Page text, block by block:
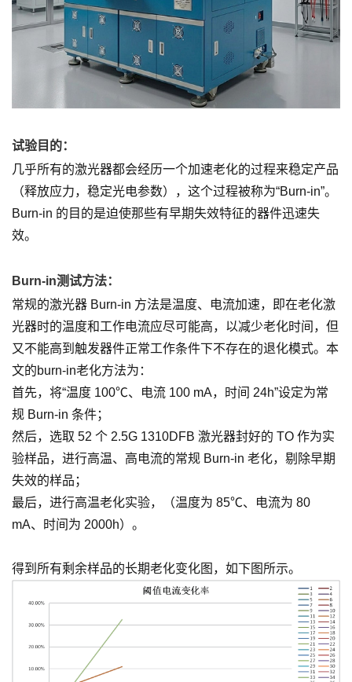
试验目的：
几乎所有的激光器都会经历一个加速老化的过程来稳定产品
（释放应力，稳定光电参数），这个过程被称为“Burn-in”。
Burn-in 的目的是迫使那些有早期失效特征的器件迅速失
效。
Burn-in测试方法：
常规的激光器 Burn-in 方法是温度、电流加速，即在老化激
光器时的温度和工作电流应尽可能高，以减少老化时间，但
又不能高到触发器件正常工作条件下不存在的退化模式。本
文的burn-in老化方法为：
首先，将“温度 100℃、电流 100 mA，时间 24h”设定为常
规 Burn-in 条件；
然后，选取 52 个 2.5G 1310DFB 激光器封好的 TO 作为实
验样品，进行高温、高电流的常规 Burn-in 老化，剔除早期
失效的样品；
最后，进行高温老化实验，（温度为 85℃、电流为 80
mA、时间为 2000h）。
得到所有剩余样品的长期老化变化图，如下图所示。